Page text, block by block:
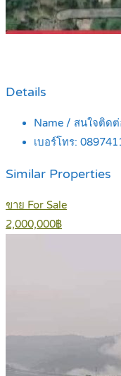
Details
Name / สนใจติด
เบอร์โทร:
Similar Properties
ขาย For Sale
2,000,000฿